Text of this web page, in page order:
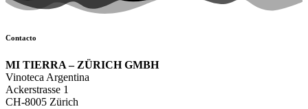
Contacto
MI TIERRA – ZÜRICH GMBH
Vinoteca Argentina
Ackerstrasse 1
CH-8005 Zürich